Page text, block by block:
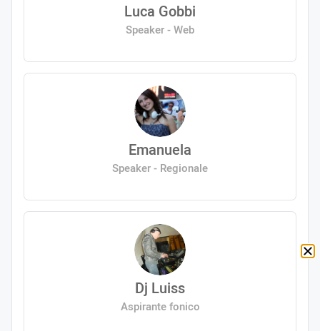
Luca Gobbi
Speaker - Web
Emanuela
Speaker - Regionale
Dj Luiss
Aspirante fonico